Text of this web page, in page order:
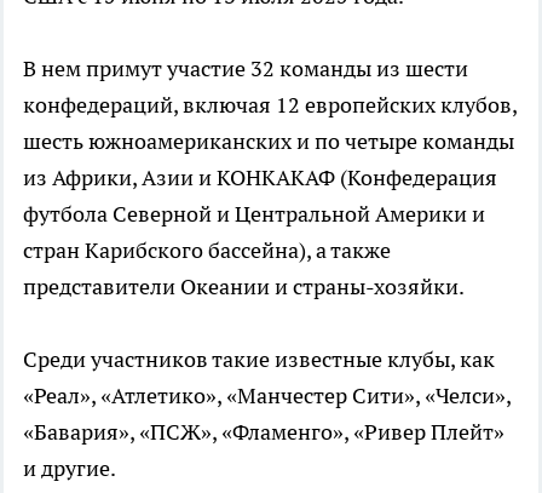
В нем примут участие 32 команды из шести
конфедераций, включая 12 европейских клубов,
шесть южноамериканских и по четыре команды
из Африки, Азии и КОНКАКАФ (Конфедерация
футбола Северной и Центральной Америки и
стран Карибского бассейна), а также
представители Океании и страны-хозяйки.
Среди участников такие известные клубы, как
«Реал», «Атлетико», «Манчестер Сити», «Челси»,
«Бавария», «ПСЖ», «Фламенго», «Ривер Плейт»
и другие.